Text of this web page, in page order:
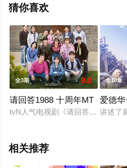
等平台了解。
猜你喜欢
全3期 9.0
请回答1988 十周年MT
tvN人气电视剧《请回答1988》主
全10集
爱德
讲述了
相关推荐